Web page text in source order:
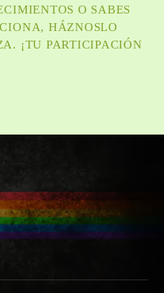
O SABES
HÁZNOSLO
¡TU PARTICIPACIÓN